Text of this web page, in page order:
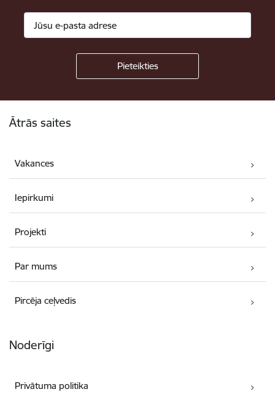
Ātrās saites
Vakances
Iepirkumi
Projekti
Par mums
Pircēja ceļvedis
Noderīgi
Privātuma politika